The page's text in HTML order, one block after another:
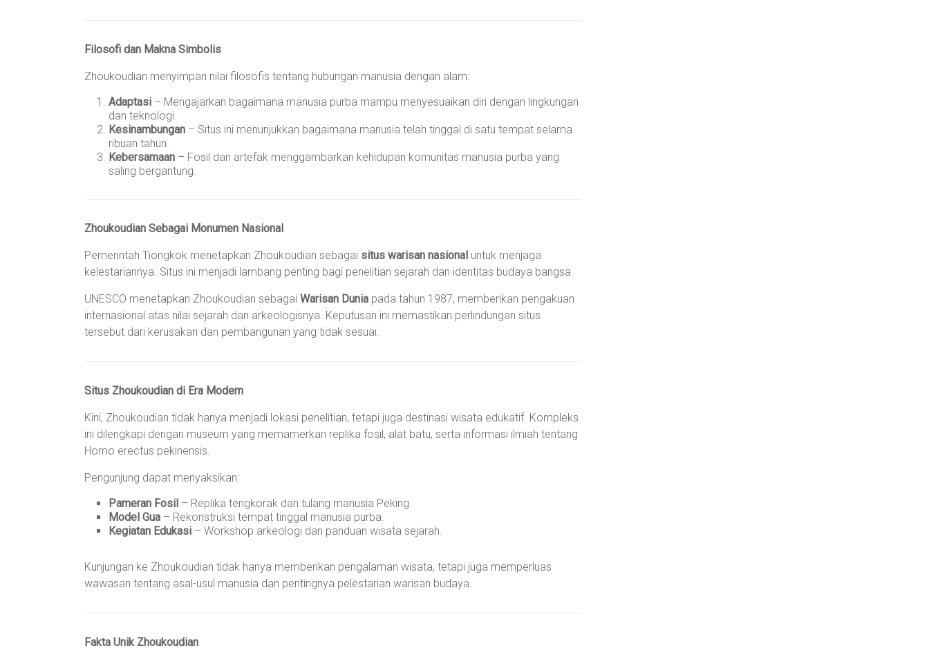
Filosofi dan Makna Simbolis
Zhoukoudian menyimpan nilai filosofis tentang hubungan manusia dengan alam:
Adaptasi – Mengajarkan bagaimana manusia purba mampu menyesuaikan diri dengan lingkungan
dan teknologi.
Kesinambungan – Situs ini menunjukkan bagaimana manusia telah tinggal di satu tempat selama
ribuan tahun.
Kebersamaan – Fosil dan artefak menggambarkan kehidupan komunitas manusia purba yang
saling bergantung.
Zhoukoudian Sebagai Monumen Nasional
Pemerintah Tiongkok menetapkan Zhoukoudian sebagai situs warisan nasional untuk menjaga
kelestariannya. Situs ini menjadi lambang penting bagi penelitian sejarah dan identitas budaya bangsa.
UNESCO menetapkan Zhoukoudian sebagai Warisan Dunia pada tahun 1987, memberikan pengakuan
internasional atas nilai sejarah dan arkeologisnya. Keputusan ini memastikan perlindungan situs
tersebut dari kerusakan dan pembangunan yang tidak sesuai.
Situs Zhoukoudian di Era Modern
Kini, Zhoukoudian tidak hanya menjadi lokasi penelitian, tetapi juga destinasi wisata edukatif. Kompleks
ini dilengkapi dengan museum yang memamerkan replika fosil, alat batu, serta informasi ilmiah tentang
Homo erectus pekinensis.
Pengunjung dapat menyaksikan:
Pameran Fosil – Replika tengkorak dan tulang manusia Peking.
Model Gua – Rekonstruksi tempat tinggal manusia purba.
Kegiatan Edukasi – Workshop arkeologi dan panduan wisata sejarah.
Kunjungan ke Zhoukoudian tidak hanya memberikan pengalaman wisata, tetapi juga memperluas
wawasan tentang asal-usul manusia dan pentingnya pelestarian warisan budaya.
Fakta Unik Zhoukoudian